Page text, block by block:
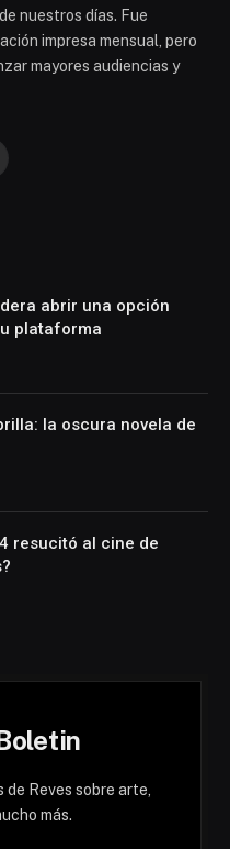
nuestros días. Fue
impresa mensual, pero
mayores audiencias y
abrir una opción
plataforma
la oscura novela de
resucitó al cine de
Reves sobre arte,
más.